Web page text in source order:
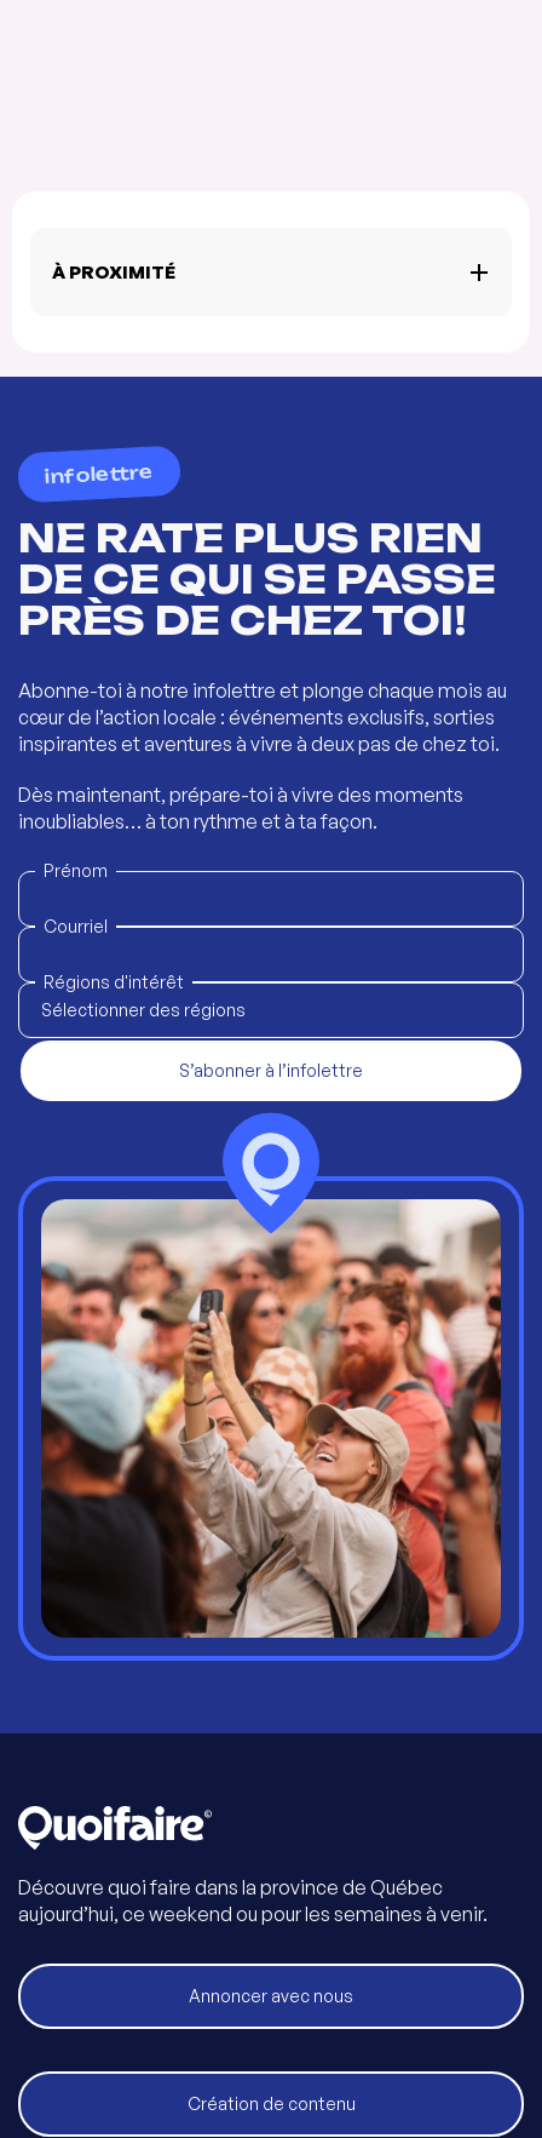
À PROXIMITÉ
infolettre
NE RATE PLUS RIEN
DE CE QUI SE PASSE
PRÈS DE CHEZ TOI!
Abonne-toi à notre infolettre et plonge chaque mois au
cœur de l’action locale : événements exclusifs, sorties
inspirantes et aventures à vivre à deux pas de chez toi.
Dès maintenant, prépare-toi à vivre des moments
inoubliables… à ton rythme et à ta façon.
Prénom
Courriel
Régions d'intérêt
Sélectionner des régions
S’abonner à l’infolettre
Découvre quoi faire dans la province de Québec
aujourd’hui, ce weekend ou pour les semaines à venir.
Annoncer avec nous
Création de contenu